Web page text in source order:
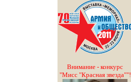
Внимание - конкурс
"Мисс "Красная звезда""!